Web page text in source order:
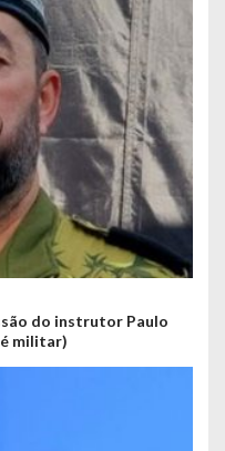
do instrutor Paulo
militar)